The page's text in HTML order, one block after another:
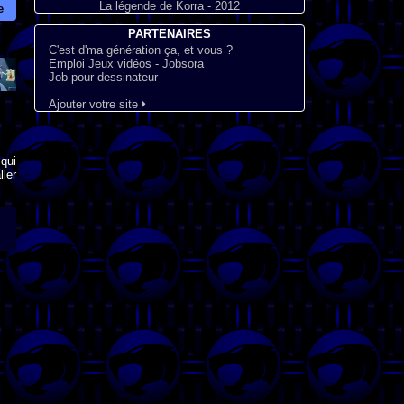
La légende de Korra - 2012
PARTENAIRES
C'est d'ma génération ça, et vous ?
Emploi Jeux vidéos - Jobsora
Job pour dessinateur
Ajouter votre site